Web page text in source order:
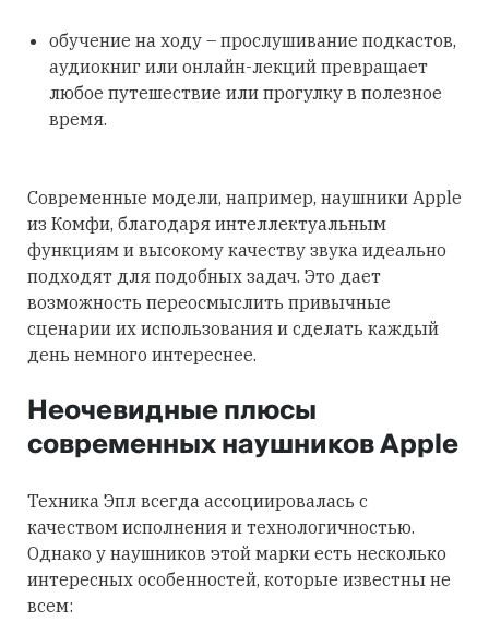
обучение на ходу – прослушивание подкастов,
аудиокниг или онлайн-лекций превращает
любое путешествие или прогулку в полезное
время.
Современные модели, например, наушники Apple
из Комфи, благодаря интеллектуальным
функциям и высокому качеству звука идеально
подходят для подобных задач. Это дает
возможность переосмыслить привычные
сценарии их использования и сделать каждый
день немного интереснее.
Неочевидные плюсы
современных наушников Apple
Техника Эпл всегда ассоциировалась с
качеством исполнения и технологичностью.
Однако у наушников этой марки есть несколько
интересных особенностей, которые известны не
всем: